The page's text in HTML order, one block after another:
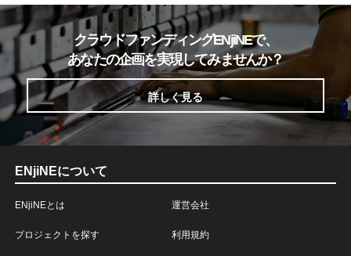
クラウドファンディングENjiNEで、
あなたの企画を実現してみませんか？
詳しく見る
ENjiNEについて
ENjiNEとは
プロジェクトを探す
運営会社
利用規約